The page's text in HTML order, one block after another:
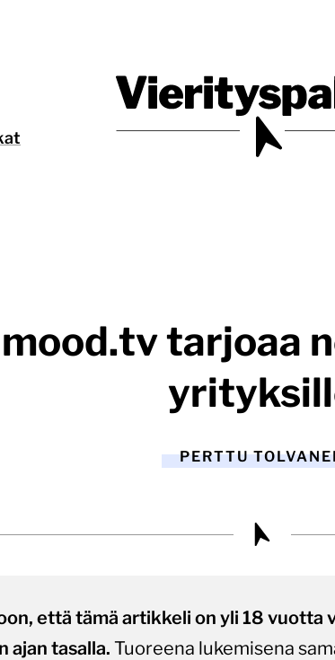
Vierityspalkki.fi
tarjoaa
PERTTU
että tämä artikkeli on yli 18 vuotta
ajan tasalla. Tuoreena lukemisena